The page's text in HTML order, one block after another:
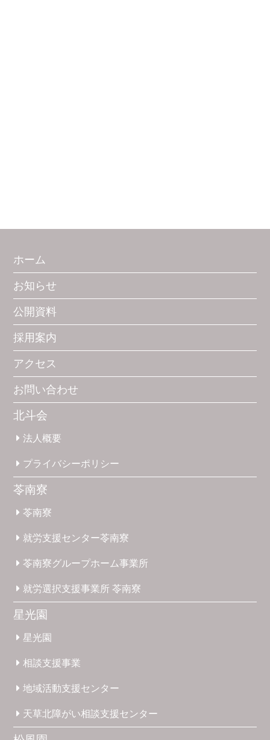
ホーム
お知らせ
公開資料
採用案内
アクセス
お問い合わせ
北斗会
法人概要
プライバシーポリシー
苓南寮
苓南寮
就労支援センター苓南寮
苓南寮グループホーム事業所
就労選択支援事業所苓南寮
星光園
星光園
相談支援事業
地域活動支援センター
天草北障がい相談支援センター